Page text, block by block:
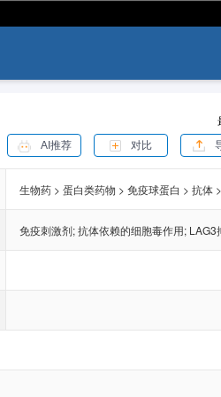
AI推荐 对比
生物药 > 蛋白类药物 > 免疫球蛋白 > 抗体
免疫刺激剂;抗体依赖的细胞毒作用; LAG3